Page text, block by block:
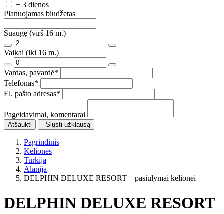
± 3 dienos
Planuojamas biudžetas
Suaugę (virš 16 m.)
Vaikai (iki 16 m.)
Vardas, pavardė*
Telefonas*
El. pašto adresas*
Pageidavimai, komentarai
Atšaukti Siųsti užklausą
Pagrindinis
Kelionės
Turkija
Alanija
DELPHIN DELUXE RESORT – pasiūlymai kelionei
DELPHIN DELUXE RESORT